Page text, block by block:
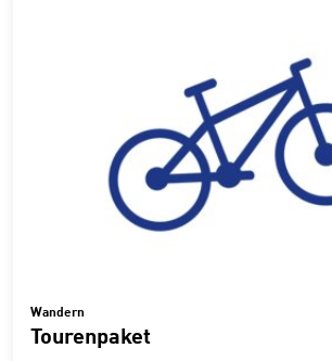
Wandern
Tourenpaket